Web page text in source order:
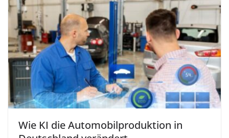
Wie KI die Automobilproduktion in